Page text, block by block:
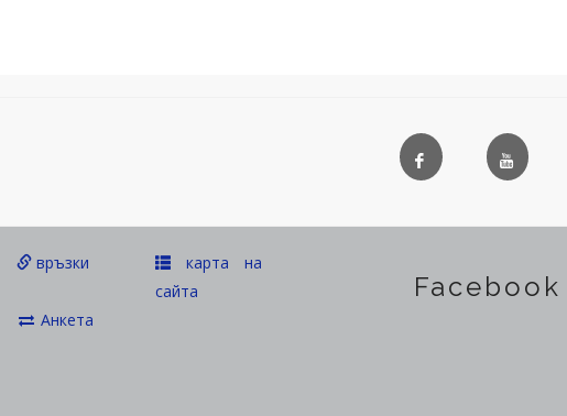
връзки
карта на
сайта
Анкета
Facebook